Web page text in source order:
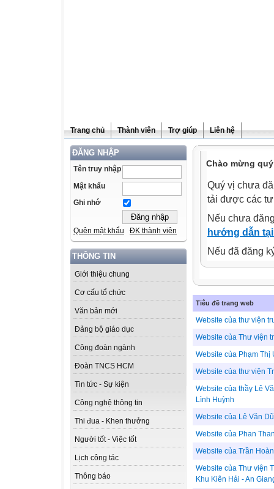
Trang chủ Thành viên Trợ giúp Liên hệ
ĐĂNG NHẬP
Tên truy nhập
Mật khẩu
Ghi nhớ
Quên mật khẩu ĐK thành viên
THÔNG TIN
Giới thiệu chung
Cơ cấu tổ chức
Văn bản mới
Đảng bộ giáo dục
Công đoàn ngành
Đoàn TNCS HCM
Tin tức - Sự kiện
Công nghệ thông tin
Thi đua - Khen thưởng
Người tốt - Việc tốt
Lịch công tác
Thông báo
Chào mừng
Quý vị chưa
tải được các
Nếu chưa
hướng dẫn
Nếu đã đăng
Tiêu đề trang web
Website của thư viện
Website của Thư viện
Website của Phạm Thị
Website của thư viện
Website của thầy Lê
Lình Huỳnh
Website của Lê Văn
Website của Phan
Website của Trần
Website của Thư viện
Khu Kiên Hải - An